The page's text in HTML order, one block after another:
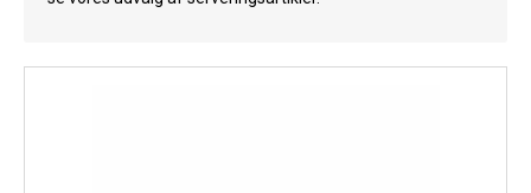
Vand